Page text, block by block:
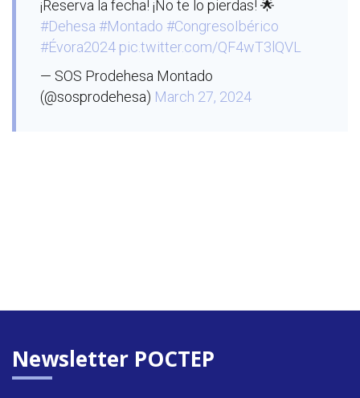
¡Reserva la fecha! ¡No te lo pierdas! 🌟
#Dehesa #Montado #CongresoIbérico
#Évora2024 pic.twitter.com/QF4wT3lQVL
— SOS Prodehesa Montado
(@sosprodehesa) March 27, 2024
Newsletter POCTEP